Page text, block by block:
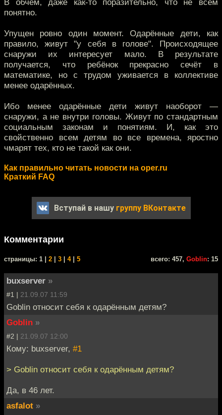
В обчем, даже как-то поразительно, что не всем
понятно.
Упущен ровно один момент. Одарённые дети, как
правило, живут "у себя в голове". Происходящее
снаружи их интересует мало. В результате
получается, что ребёнок прекрасно сечёт в
математике, но с трудом уживается в коллективе
менее одарённых.
Ибо менее одарённые дети живут наоборот —
снаружи, а не внутри головы. Живут по стандартным
социальным законам и понятиям. И, как это
свойственно всем детям во все времена, яростно
чмарят тех, кто не такой как они.
Как правильно читать новости на oper.ru
Краткий FAQ
Вступай в нашу группу ВКонтакте
Комментарии
cтраницы: 1 | 2 3 4| 5 всего: 457, Goblin: 15
buxserver »
#1 | 21.09.07 11:59
Goblin относит себя к одарённым детям?
Goblin »
#2 | 21.09.07 12:00
Кому: buxserver, #1
> Goblin относит себя к одарённым детям?
Да, в 46 лет.
asfalot »